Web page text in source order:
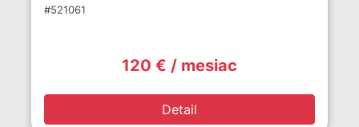
#521061
120 € / mesiac
Detail